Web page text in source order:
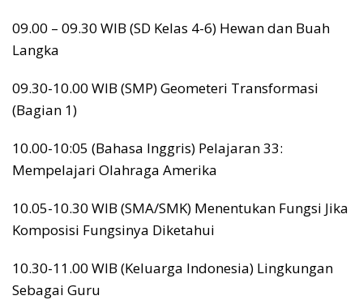
09.00 – 09.30 WIB (SD Kelas 4-6) Hewan dan Buah
Langka
09.30-10.00 WIB (SMP) Geometeri Transformasi
(Bagian 1)
10.00-10:05 (Bahasa Inggris) Pelajaran 33:
Mempelajari Olahraga Amerika
10.05-10.30 WIB (SMA/SMK) Menentukan Fungsi Jika
Komposisi Fungsinya Diketahui
10.30-11.00 WIB (Keluarga Indonesia) Lingkungan
Sebagai Guru